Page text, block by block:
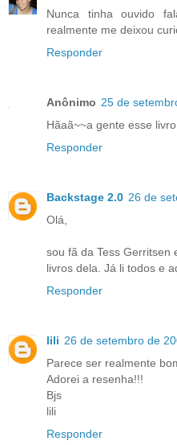
Nunca tinha ouvido
realmente me deixou
Responder
Anônimo 25 de
Hãaã~~a gente esse
Responder
Backstage 2.0 26 de
Olá,
sou fã da Tess Gerritsen
livros dela. Já li todos e
Responder
lili 26 de setembro de
Parece ser realmente
Adorei a resenha!!!
Bjs
lili
Responder